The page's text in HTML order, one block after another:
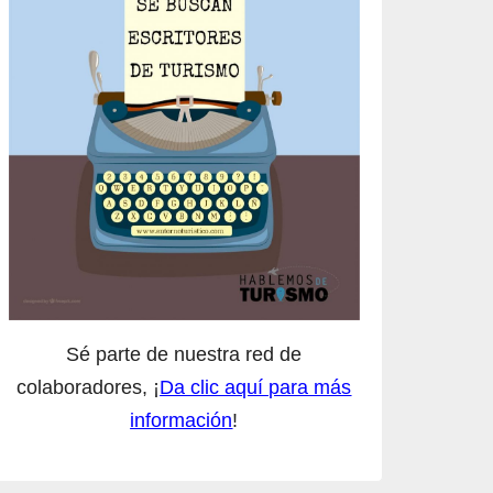
Sé parte de nuestra red de
colaboradores, ¡Da clic aquí para más
información!